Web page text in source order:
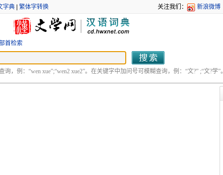
字典| 繁体字转换 关注我们： 新浪微博
首检索
询，例：“wen xue”;“wen2 xue2”。在关键字中加问号可模糊查询，例：“文?” ;“文?学”。